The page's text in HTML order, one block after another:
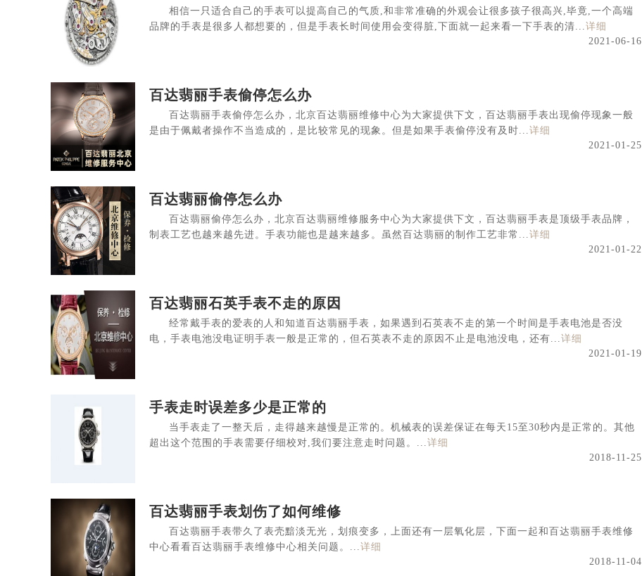
相信一只适合自己的手表可以提高自己的气质,和非常准确的外观会让很多孩子很高兴,毕竟,一个高端
品牌的手表是很多人都想要的，但是手表长时间使用会变得脏,下面就一起来看一下手表的清...详细
2021-06-16
百达翡丽手表偷停怎么办
百达翡丽手表偷停怎么办，北京百达翡丽维修中心为大家提供下文，百达翡丽手表出现偷停现象一般
是由于佩戴者操作不当造成的，是比较常见的现象。但是如果手表偷停没有及时...详细
2021-01-25
百达翡丽偷停怎么办
百达翡丽偷停怎么办，北京百达翡丽维修服务中心为大家提供下文，百达翡丽手表是顶级手表品牌，
制表工艺也越来越先进。手表功能也是越来越多。虽然百达翡丽的制作工艺非常...详细
2021-01-22
百达翡丽石英手表不走的原因
经常戴手表的爱表的人和知道百达翡丽手表，如果遇到石英表不走的第一个时间是手表电池是否没
电，手表电池没电证明手表一般是正常的，但石英表不走的原因不止是电池没电，还有...详细
2021-01-19
手表走时误差多少是正常的
当手表走了一整天后，走得越来越慢是正常的。机械表的误差保证在每天15至30秒内是正常的。其他
超出这个范围的手表需要仔细校对,我们要注意走时问题。...详细
2018-11-25
百达翡丽手表划伤了如何维修
百达翡丽手表带久了表壳黯淡无光，划痕变多，上面还有一层氧化层，下面一起和百达翡丽手表维修
中心看看百达翡丽手表维修中心相关问题。...详细
2018-11-04